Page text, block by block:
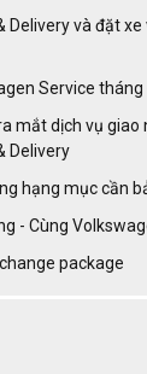
Delivery và đặt
Service tháng
mắt dịch vụ giao
Delivery
hạng mục cần
- Cùng
package